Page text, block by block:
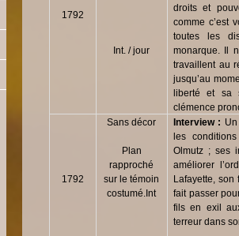
1792
Int. / jour
droits et
comme c’est
toutes les
monarque.
travaillent au
jusqu’au
liberté et sa
clémence
1792
Sans décor
Plan
rapproché
sur le témoin
costumé.Int
Interview :
les
Olmutz ; ses
améliorer
Lafayette, son
fait passer
fils en exil
terreur dans